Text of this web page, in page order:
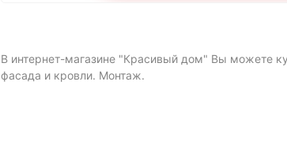
В интернет-магазине "Красивый дом" Вы можете
фасада и кровли. Монтаж.